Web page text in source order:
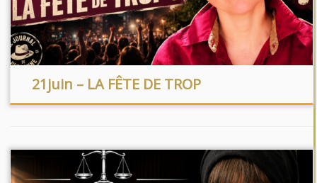
21juin – LA FÊTE DE TROP